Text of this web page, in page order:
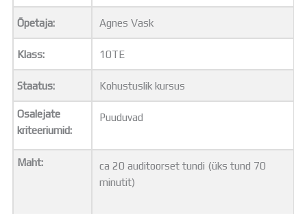
Õpilastööd (UPT)
Distantsõpe
Kodukord
Projektid
ÜLDINFO
Sisseastumine
Dokumendid
Vilistlastele
Toitlustamine
Õpetaja: Agnes Vask
Klass: 10TE
Staatus: Kohustuslik kursus
Osalejate
kriteeriumid:
Puuduvad
Maht:
ca 20 auditoorset tundi (üks tund 70
minutit)